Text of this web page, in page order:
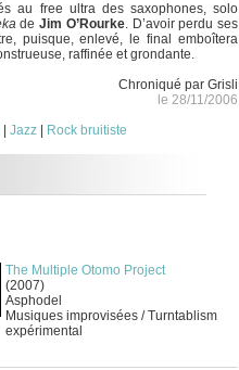
au free ultra des saxophones, solo
deJim O’Rourke. D’avoir perdu ses
puisque, enlevé, le final emboîtera
raffinée et grondante.
Chroniqué par Grisli
le 28/11/2006
Jazz| Rock bruitiste
The Multiple Otomo Project
(2007)
Asphodel
Musiques improvisées / Turntablism
expérimental